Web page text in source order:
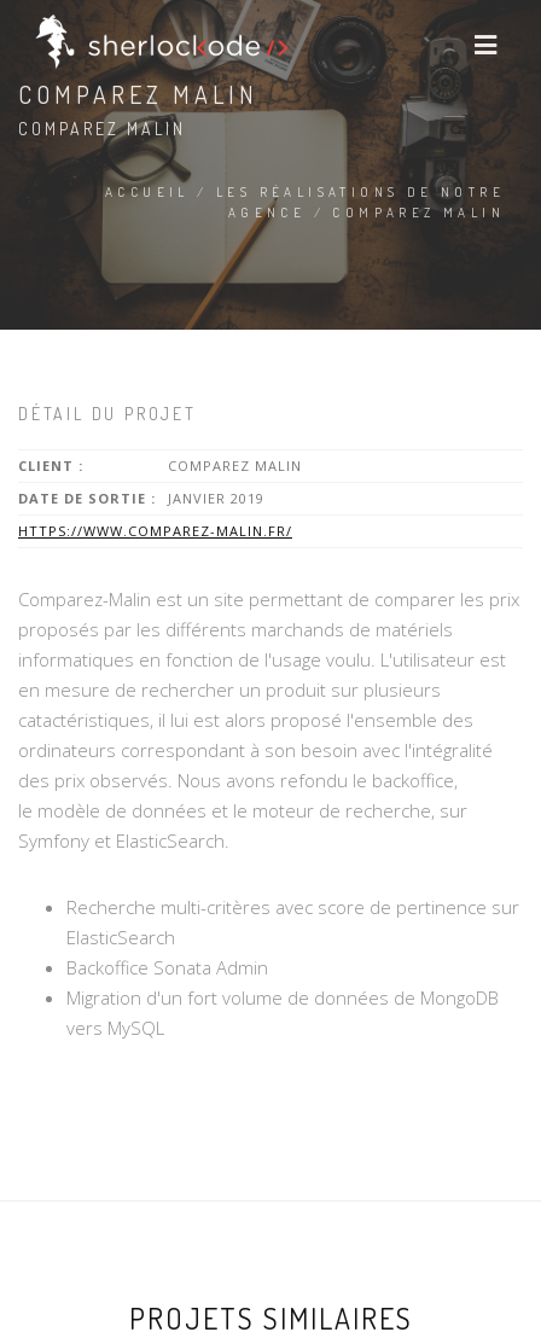
COMPAREZ MALIN
COMPAREZ MALIN
ACCUEIL
LES RÉALISATIONS DE NOTRE
AGENCE
COMPAREZ MALIN
DÉTAIL DU PROJET
CLIENT :
COMPAREZ MALIN
DATE DE SORTIE :
JANVIER 2019
HTTPS://WWW.COMPAREZ-MALIN.FR/
Comparez-Malin est un site permettant de comparer les prix
proposés par les différents marchands de matériels
informatiques en fonction de l'usage voulu. L'utilisateur est
en mesure de rechercher un produit sur plusieurs
catactéristiques, il lui est alors proposé l'ensemble des
ordinateurs correspondant à son besoin avec l'intégralité
des prix observés. Nous avons refondu le backoffice,
le modèle de données et le moteur de recherche, sur
Symfony et ElasticSearch.
Recherche multi-critères avec score de pertinence sur
ElasticSearch
Backoffice Sonata Admin
Migration d'un fort volume de données de MongoDB
vers MySQL
PROJETS SIMILAIRES